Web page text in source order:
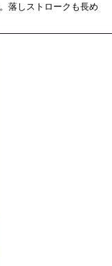
落しストロークも長め